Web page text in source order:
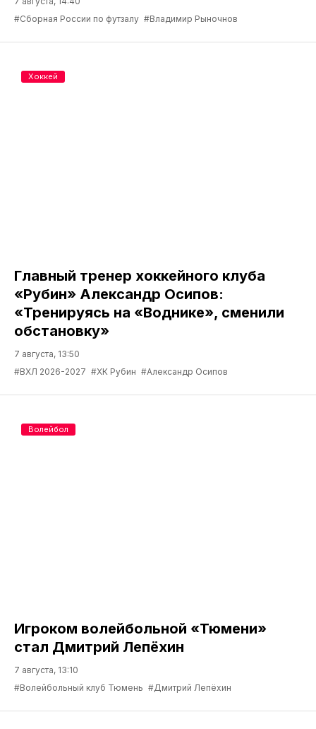
#Сборная России по футзалу #Владимир Рыночнов
Главный тренер хоккейного клуба
«Рубин» Александр Осипов:
«Тренируясь на «Воднике», сменили
обстановку»
7 августа, 13:50
#ВХЛ 2026-2027 #ХК Рубин #Александр Осипов
Хоккей
Игроком волейбольной «Тюмени»
стал Дмитрий Лепёхин
7 августа, 13:10
#Волейбольный клуб Тюмень #Дмитрий Лепёхин
Волейбол